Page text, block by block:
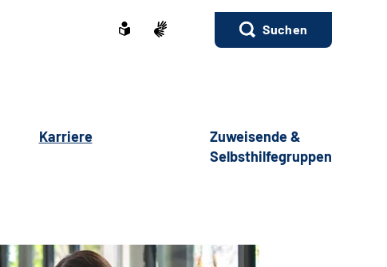
Suchen
Karriere
Zuweisende &
Selbsthilfegruppen